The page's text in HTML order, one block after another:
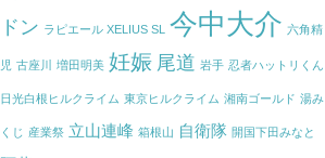
ドン ラピエール XELIUS SL 今中大介 六角精
児 古座川 増田明美 妊娠 尾道 岩手 忍者ハットリくん
日光白根ヒルクライム 東京ヒルクライム 湘南ゴールド 湯み
くじ 産業祭 立山連峰 箱根山 自衛隊 開国下田みなと